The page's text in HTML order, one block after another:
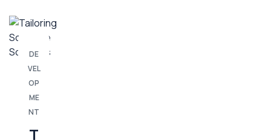
DE
VEL
OP
ME
NT
T